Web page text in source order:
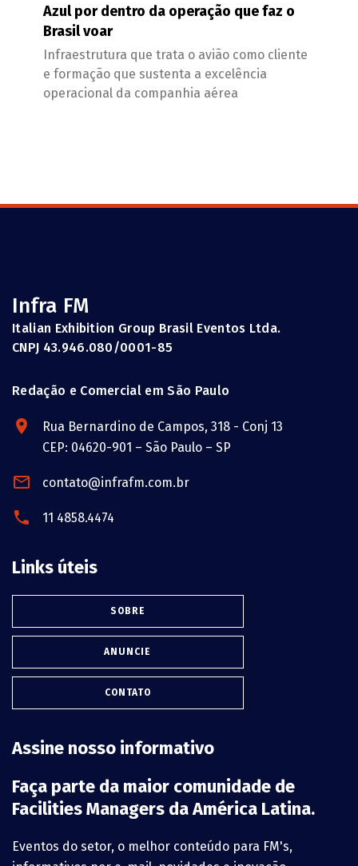
Azul por dentro da operação que faz o
Brasil voar
Infraestrutura que trata o avião como cliente
e formação que sustenta a excelência
operacional da companhia aérea
Infra FM
Italian Exhibition Group Brasil Eventos Ltda.
CNPJ 43.946.080/0001-85
Redação e Comercial em São Paulo
Rua Bernardino de Campos, 318 - Conj 13
CEP: 04620-901 – São Paulo – SP
contato@infrafm.com.br
11 4858.4474
Links úteis
SOBRE
ANUNCIE
CONTATO
Assine nosso informativo
Faça parte da maior comunidade de
Facilities Managers da América Latina.
Eventos do setor, o melhor conteúdo para FM's,